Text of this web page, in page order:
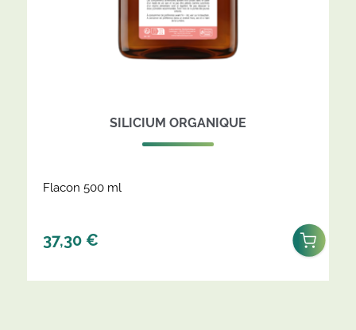
SILICIUM ORGANIQUE
Flacon 500 ml
37,30 €